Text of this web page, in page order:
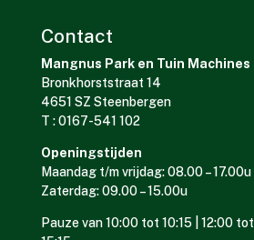
Contact
Mangnus Park en Tuin Machines
Bronkhorststraat 14
4651 SZ Steenbergen
T : 0167-541 102
Openingstijden
Maandag t/m vrijdag: 08.00 – 17.00u
Zaterdag: 09.00 – 15.00u
Pauze van 10:00 tot 10:15 | 12:00